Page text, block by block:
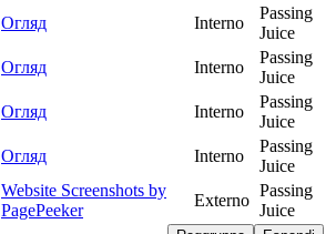
Огляд
Interno
Passing
Juice
Огляд
Interno
Passing
Juice
Огляд
Interno
Passing
Juice
Огляд
Interno
Passing
Juice
Website Screenshots by
PagePeeker
Externo
Passing
Juice